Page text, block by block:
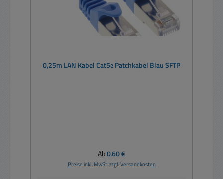
0,25m LAN Kabel Cat5e Patchkabel Blau SFTP
Regulärer Preis:
Ab0,60 €
Preise inkl. MwSt. zzgl. Versandkosten